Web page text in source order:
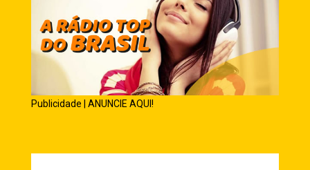
Publicidade | ANUNCIE AQUI!